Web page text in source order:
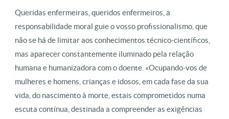
Queridas enfermeiras, queridos enfermeiros, a
responsabilidade moral guie o vosso profissionalismo, que
não se há de limitar aos conhecimentos técnico-científicos,
mas aparecer constantemente iluminado pela relação
humana e humanizadora com o doente. «Ocupando-vos de
mulheres e homens, crianças e idosos, em cada fase da sua
vida, do nascimento à morte, estais comprometidos numa
escuta contínua, destinada a compreender as exigências